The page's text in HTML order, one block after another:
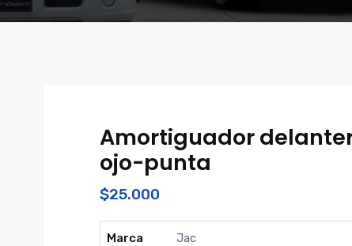
Amortiguador
ojo-punta
$25.000
Marca Jac